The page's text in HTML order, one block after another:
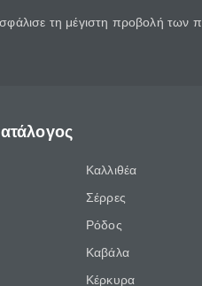
τη μέγιστη προβολή των
Καλλιθέα
Σέρρες
Ρόδος
Καβάλα
Κέρκυρα